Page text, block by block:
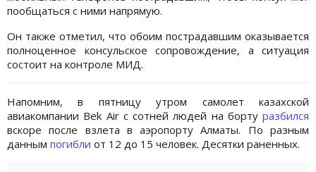
пообщаться с ними напрямую.
Он также отметил, что обоим пострадавшим оказывается
полноценное консульское сопровождение, а ситуация
состоит на контроле МИД.
Напомним, в пятницу утром самолет казахской
авиакомпании Bek Air с сотней людей на борту разбился
вскоре после взлета в аэропорту Алматы. По разным
данным погибли от 12 до 15 человек. Десятки раненных.